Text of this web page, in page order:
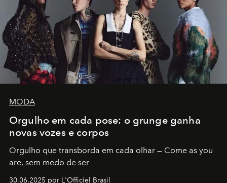
MODA
Orgulho em cada pose: o grunge ganha
novas vozes e corpos
Orgulho que transborda em cada olhar — Come as you
are, sem medo de ser
30.06.2025 por L'Officiel Brasil